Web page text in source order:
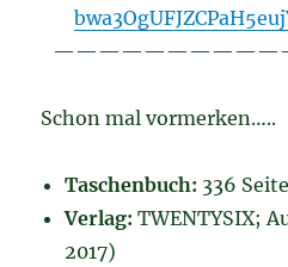
Schon mal vormerken…..
Taschenbuch: 336
Verlag: TWENTYSIX;
2017)